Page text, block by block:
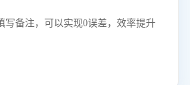
写备注，可以实现0误差，效率提升